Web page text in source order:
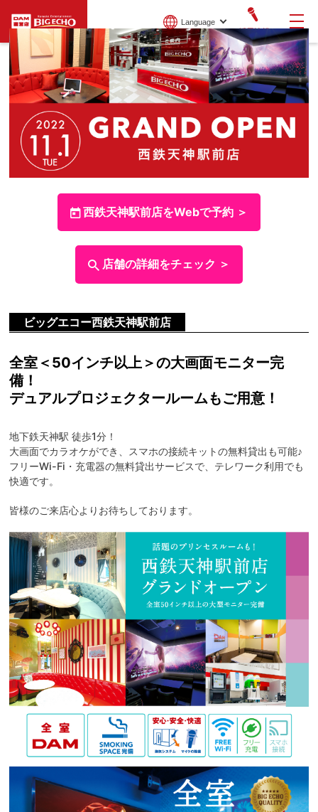
Language
採用情報
西鉄天神駅前店をWebで予約 ＞
店舗の詳細をチェック ＞
ビッグエコー西鉄天神駅前店
全室＜50インチ以上＞の大画面モニター完
備！
デュアルプロジェクタールームもご用意！
地下鉄天神駅 徒歩1分！
大画面でカラオケができ、スマホの接続キットの無料貸出も可能♪
フリーWi-Fi・充電器の無料貸出サービスで、テレワーク利用でも
快適です。
皆様のご来店心よりお待ちしております。